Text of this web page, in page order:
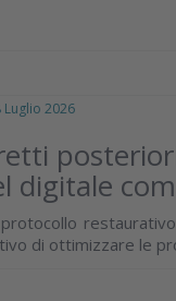
2026
digitale
di ottimizzare le